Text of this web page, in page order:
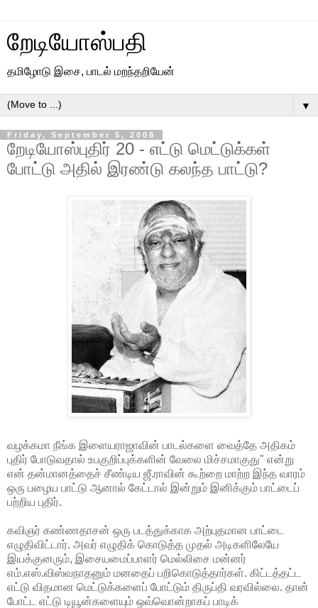
றேடியோஸ்பதி
தமிழோடு இசை, பாடல் மறந்தறியேன்
▼
Friday, September 5, 2008
றேடியோஸ்புதிர் 20 - எட்டு மெட்டுக்கள்
போட்டு அதில் இரண்டு கலந்த பாட்டு?
வழக்கமா நீங்க இளையராஜாவின் பாடல்களை வைத்தே அதிகம்
புதிர் போடுவதால் உபகுறிப்புக்களின் வேலை மிச்சமாகுது" என்று
என் தன்மானத்தைச் சீண்டிய ஜீ.ராவின் கூற்றை மாற்ற இந்த வாரம்
ஒரு பழைய பாட்டு ஆனால் கேட்டால் இன்றும் இனிக்கும் பாட்டைப்
பற்றிய புதிர்.
கவிஞர் கண்ணதாசன் ஒரு படத்துக்காக அற்புதமான பாட்டை
எழுதிவிட்டார். அவர் எழுதிக் கொடுத்த முதல் அடிகளிலேயே
இயக்குனரும், இசையமைப்பாளர் மெல்லிசை மன்னர்
எம்.எஸ்.விஸ்வநாதனும் மனதைப் பறிகொடுத்தார்கள். கிட்டத்தட்ட
எட்டு விதமான மெட்டுக்களைப் போட்டும் திருப்தி வரவில்லை. தான்
போட்ட எட்டு டியூன்களையும் ஒவ்வொன்றாகப் பாடிக்